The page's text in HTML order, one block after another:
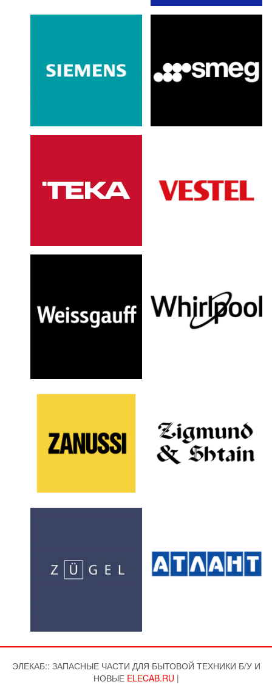
ЭЛЕКАБ:: ЗАПАСНЫЕ ЧАСТИ ДЛЯ БЫТОВОЙ ТЕХНИКИ Б/У И
НОВЫЕ ELECAB.RU |